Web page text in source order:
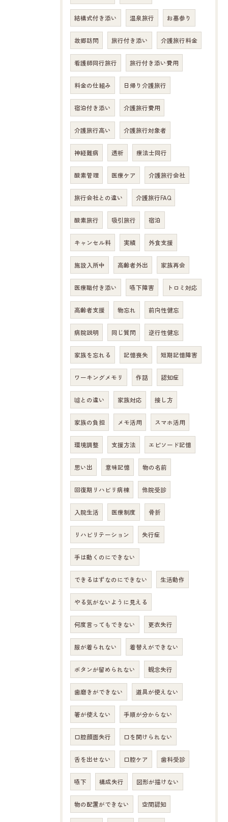
結構式付き添い 温泉旅行 お墓参り
故郷訪問 旅行付き添い 介護旅行料金
看護師同行旅行 旅行付き添い費用
料金の仕組み 日帰り介護旅行
宿泊付き添い 介護旅行費用
介護旅行高い 介護旅行対象者
神経難病 透析 療法士同行
酸素管理 医療ケア 介護旅行会社
旅行会社との違い 介護旅行FAQ
酸素旅行 吸引旅行 宿泊
キャンセル料 実績 外食支援
施設入所中 高齢者外出 家族再会
医療職付き添い 嚥下障害 トロミ対応
高齢者支援 物忘れ 前向性健忘
病院説明 同じ質問 逆行性健忘
家族を忘れる 記憶喪失 短期記憶障害
ワーキングメモリ 作話 認知症
噓との違い 家族対応 接し方
家族の負担 メモ活用 スマホ活用
環境調整 支援方法 エピソード記憶
思い出 意味記憶 物の名前
回復期リハビリ病棟 他院受診
入院生活 医療制度 骨折
リハビリテーション 失行症
手は動くのにできない
できるはずなのにできない 生活動作
やる気がないように見える
何度言ってもできない 更衣失行
服が着られない 着替えができない
ボタンが留められない 観念失行
歯磨きができない 道具が使えない
箸が使えない 手順が分からない
口腔顔面失行 口を開けられない
舌を出せない 口腔ケア 歯科受診
嚥下 構成失行 図形が描けない
物の配置ができない 空間認知